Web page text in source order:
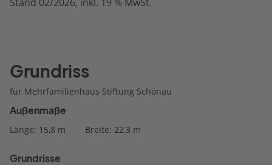
Grundriss
für Mehrfamilienhaus Stiftung Schönau
Außenmaße
Länge: 15,8 m Breite: 22,3 m
Grundrisse